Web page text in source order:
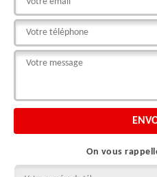
On vous